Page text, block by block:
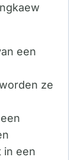
een
ze
in een